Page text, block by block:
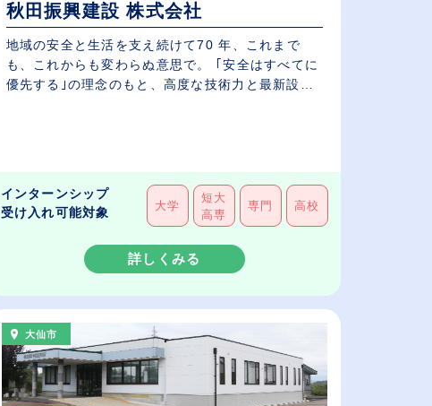
秋田振興建設 株式会社
地域の安全と生活を支え続けて70 年、これまで
も、これからも変わらぬ意思で。 ｢安全はすべてに
優先する｣の理念のもと、高度な技術力と最新設備
インターンシップ
受け入れ可能対象
大学
短大
高専
専門 高校
詳しくみる
大仙市